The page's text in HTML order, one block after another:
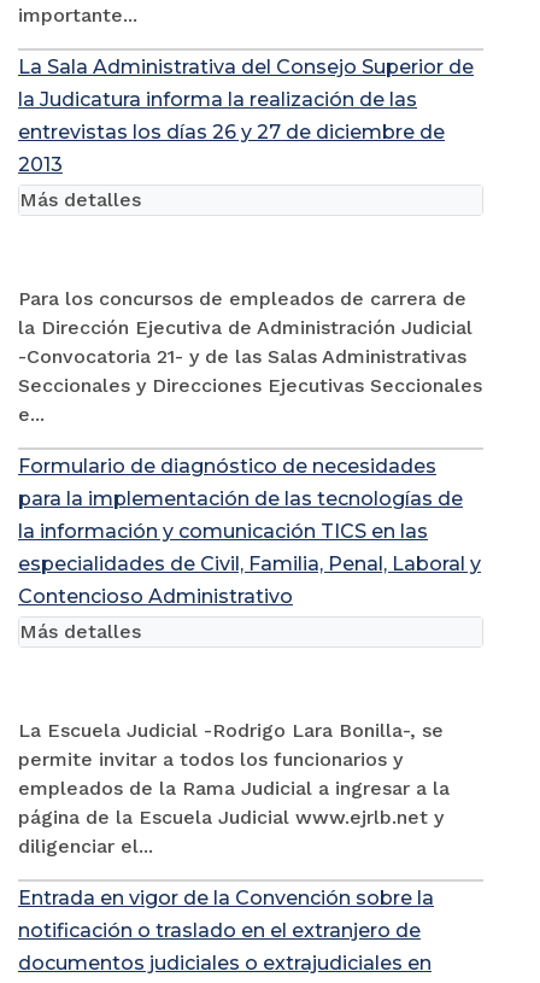
importante...
La Sala Administrativa del Consejo Superior de
la Judicatura informa la realización de las
entrevistas los días 26 y 27 de diciembre de
2013
Para los concursos de empleados de carrera de
la Dirección Ejecutiva de Administración Judicial
-Convocatoria 21- y de las Salas Administrativas
Seccionales y Direcciones Ejecutivas Seccionales
e...
Más detalles
Formulario de diagnóstico de necesidades
para la implementación de las tecnologías de
la información y comunicación TICS en las
especialidades de Civil, Familia, Penal, Laboral y
Contencioso Administrativo
La Escuela Judicial -Rodrigo Lara Bonilla-, se
permite invitar a todos los funcionarios y
empleados de la Rama Judicial a ingresar a la
página de la Escuela Judicial www.ejrlb.net y
diligenciar el...
Más detalles
Entrada en vigor de la Convención sobre la
notificación o traslado en el extranjero de
documentos judiciales o extrajudiciales en